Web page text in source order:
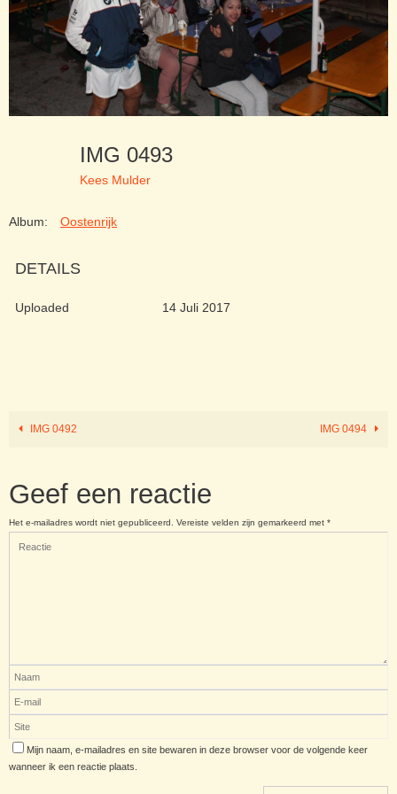
IMG 0493
Kees Mulder
Album: Oostenrijk
DETAILS
Uploaded 14 Juli 2017
IMG 0492 IMG 0494
Geef een reactie
Het e-mailadres wordt niet gepubliceerd. Vereiste velden zijn gemarkeerd met *
Mijn naam, e-mailadres en site bewaren in deze browser voor de volgende keer
wanneer ik een reactie plaats.